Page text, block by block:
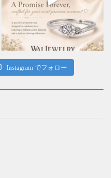
Instagram でフォロー